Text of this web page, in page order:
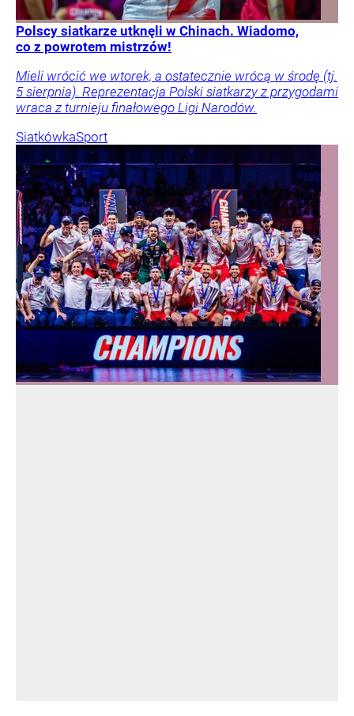
Polscy siatkarze utknęli w Chinach. Wiadomo,
co z powrotem mistrzów!
Mieli wrócić we wtorek, a ostatecznie wrócą w środę (tj.
5 sierpnia). Reprezentacja Polski siatkarzy z przygodami
wraca z turnieju finałowego Ligi Narodów.
SiatkówkaSport